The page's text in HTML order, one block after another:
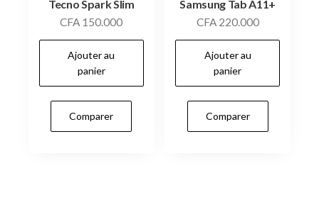
Tecno Spark Slim
CFA 150.000
Ajouter au
panier
Comparer
Samsung Tab A11+
CFA220.000
Ajouter au
panier
Comparer